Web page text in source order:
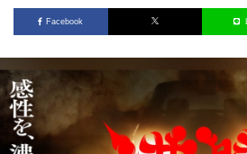
Facebook